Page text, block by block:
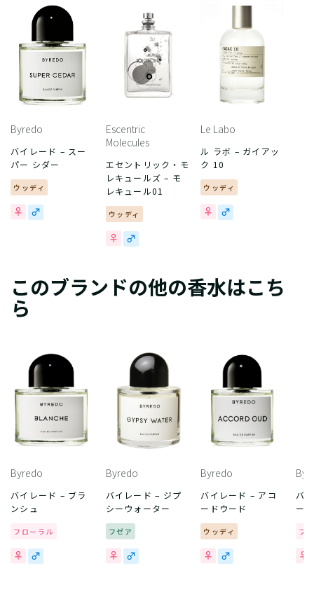
Byredo
バイレード – スー
パー シダー
ウッディ
Escentric
Molecules
エセントリック・モ
レキュールズ – モ
レキュール01
ウッディ
Le Labo
ル ラボ – ガイアッ
ク 10
ウッディ
このブランドの他の香水はこち
ら
Byredo
バイレード – ブラ
ンシュ
フローラル
Byredo
バイレード – ジプ
シーウォーター
フゼア
Byredo
バイレード – アコ
ードウード
ウッディ
バ
ー
フ